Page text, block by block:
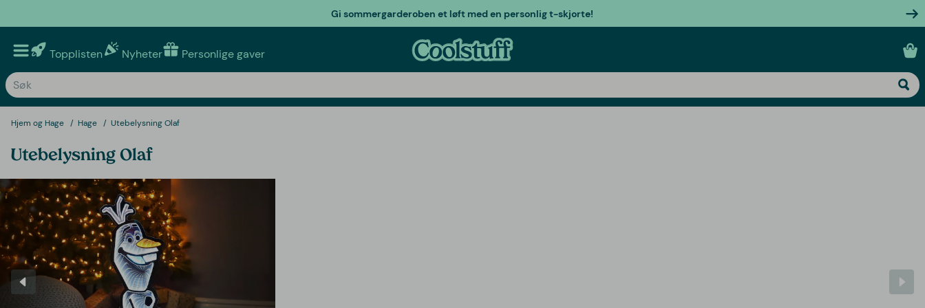
Gi sommergarderoben et løft med en personlig t-skjorte!
Topplisten Nyheter Personlige gaver
Hjem og Hage Hage Utebelysning Olaf
Utebelysning Olaf